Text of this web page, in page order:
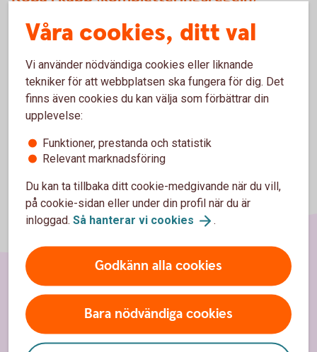
Extrainsättning till pension för att möjliggöra tidigare
pensionering eller förstärkt pension.
Köpa i kapp
Våra cookies, ditt val
Vi använder nödvändiga cookies eller liknande
tekniker för att webbplatsen ska fungera för dig. Det
finns även cookies du kan välja som förbättrar din
upplevelse:
Funktioner, prestanda och statistik
Relevant marknadsföring
Du kan ta tillbaka ditt cookie-medgivande när du vill,
på cookie-sidan eller under din profil när du är
inloggad. Så hanterar vi cookies .
Godkänn alla cookies
Bara nödvändiga cookies
Sidfot
Hitta snabbt
Kundservice